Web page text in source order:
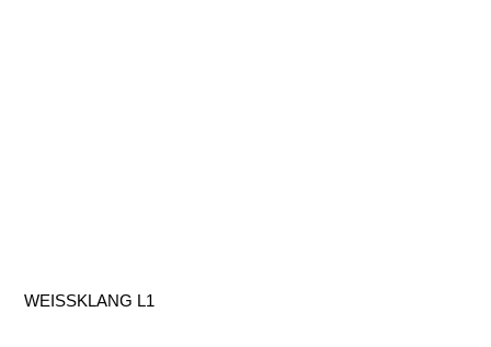
WEISSKLANG L1